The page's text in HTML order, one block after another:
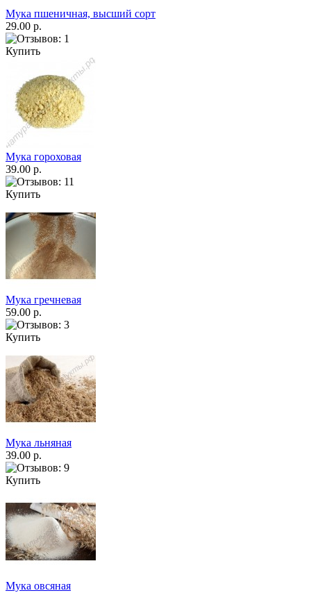
Мука пшеничная, высший сорт
29.00 р.
Купить
Мука гороховая
39.00 р.
Купить
Мука гречневая
59.00 р.
Купить
Мука льняная
39.00 р.
Купить
Мука овсяная